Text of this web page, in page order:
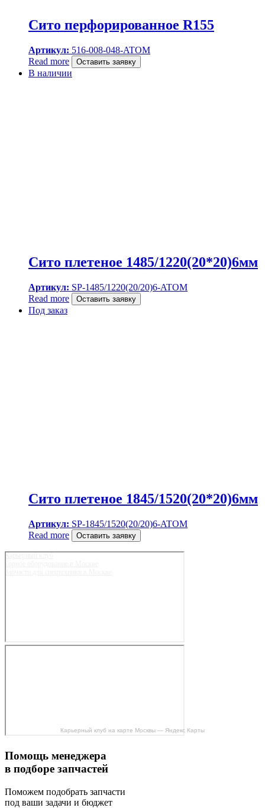
Сито перфорированное R155
Артикул: 516-008-048-ATOM
Read more
Оставить заявку
В наличии
Сито плетеное 1485/1220(20*20)6мм
Артикул: SP-1485/1220(20/20)6-ATOM
Read more
Оставить заявку
Под заказ
Сито плетеное 1845/1520(20*20)6мм
Артикул: SP-1845/1520(20/20)6-ATOM
Read more
Оставить заявку
Карьерный клуб на карте Москвы — Яндекс Карты
Помощь менеджера
в подборе запчастей
Поможем подобрать запчасти
под ваши задачи и бюджет